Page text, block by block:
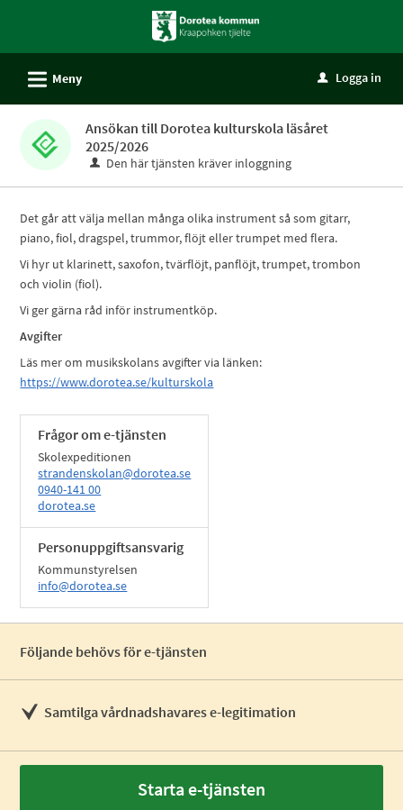
Dorotea
kommun
L Meny u Logga in
Ansökan till Dorotea kulturskola läsåret
2025/2026
Den här tjänsten kräver inloggning
Det går att välja mellan många olika instrument så som gitarr,
piano, fiol, dragspel, trummor, flöjt eller trumpet med flera.
Vi hyr ut klarinett, saxofon, tvärflöjt, panflöjt, trumpet, trombon
och violin (fiol).
Vi ger gärna råd inför instrumentköp.
Avgifter
Läs mer om musikskolans avgifter via länken:
https://www.dorotea.se/kulturskola
Frågor om e-tjänsten
Skolexpeditionen
strandenskolan@dorotea.se
0940-141 00
dorotea.se
Personuppgiftsansvarig
Kommunstyrelsen
info@dorotea.se
Följande behövs för e-tjänsten
Samtilga vårdnadshavares e-legitimation
Starta e-tjänsten